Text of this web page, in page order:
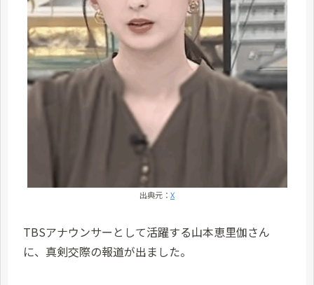
出典元： X
TBSアナウンサーとして活躍する山本恵里伽さん
に、真剣交際の報道が出ました。